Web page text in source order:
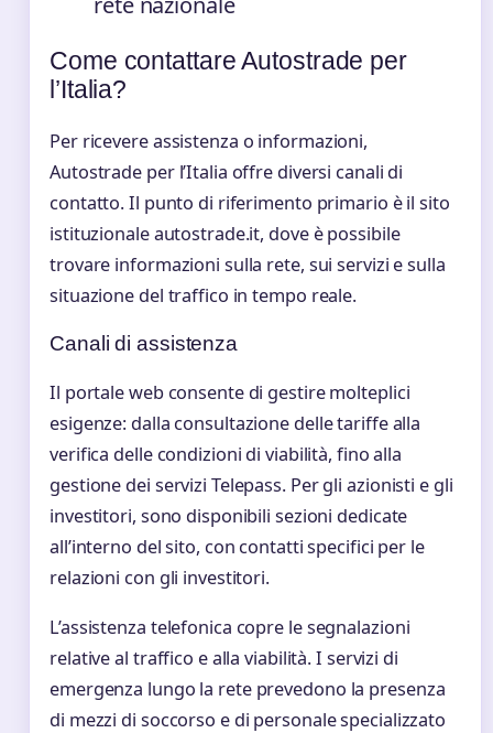
Come contattare Autostrade per
l’Italia?
Per ricevere assistenza o informazioni,
Autostrade per l’Italia offre diversi canali di
contatto. Il punto di riferimento primario è il sito
istituzionale autostrade.it, dove è possibile
trovare informazioni sulla rete, sui servizi e sulla
situazione del traffico in tempo reale.
Canali di assistenza
Il portale web consente di gestire molteplici
esigenze: dalla consultazione delle tariffe alla
verifica delle condizioni di viabilità, fino alla
gestione dei servizi Telepass. Per gli azionisti e gli
investitori, sono disponibili sezioni dedicate
all’interno del sito, con contatti specifici per le
relazioni con gli investitori.
L’assistenza telefonica copre le segnalazioni
relative al traffico e alla viabilità. I servizi di
emergenza lungo la rete prevedono la presenza
di mezzi di soccorso e di personale specializzato